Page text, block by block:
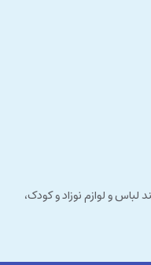
مانند لباس و لوازم نوزاد و کودک،